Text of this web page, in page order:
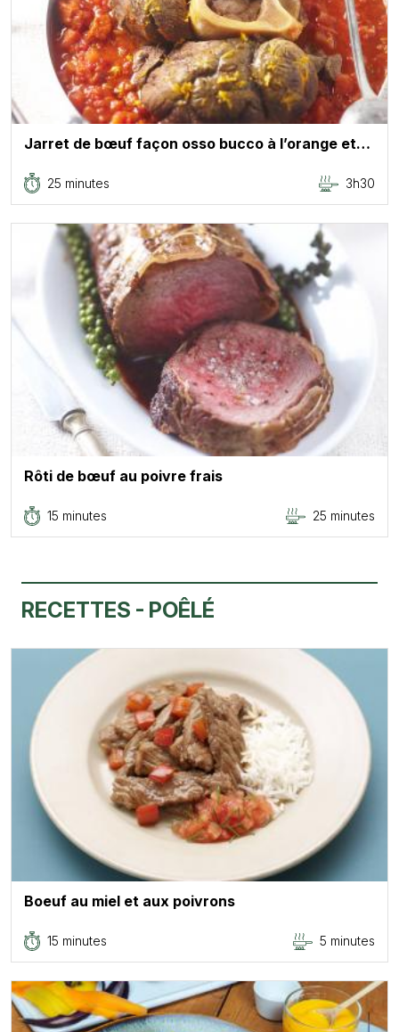
Jarret de bœuf façon osso bucco à l’orange et…
25 minutes 3h30
Rôti de bœuf au poivre frais
15 minutes 25 minutes
RECETTES - POÊLÉ
Boeuf au miel et aux poivrons
15 minutes 5 minutes